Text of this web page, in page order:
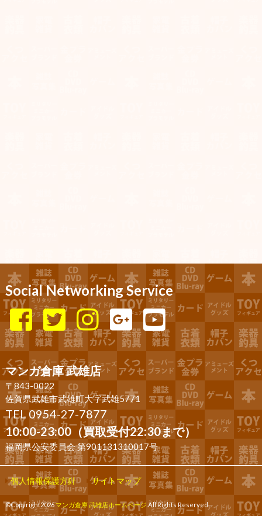
Social Networking Service
マンガ倉庫 武雄店
〒843-0022
佐賀県武雄市武雄町大字武雄5771
TEL 0954-27-7877
10:00-23:00（買取受付22:30まで）
福岡県公安委員会 第901131310017号
個人情報保護方針 サイトマップ
©Copyright2026マンガ倉庫 武雄店ホームページ .All Rights Reserved.